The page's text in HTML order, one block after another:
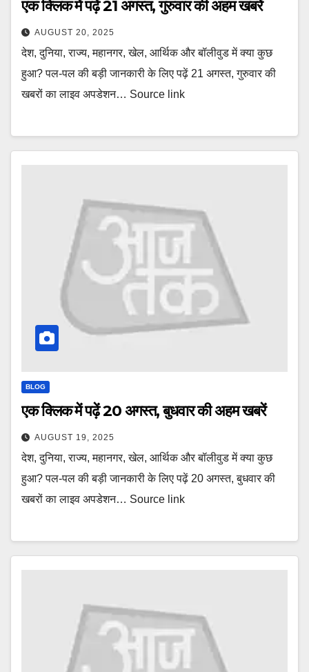
एक क्लिक में पढ़ें 21 अगस्त, गुरुवार की अहम खबरें
AUGUST 20, 2025
देश, दुनिया, राज्य, महानगर, खेल, आर्थिक और बॉलीवुड में क्या कुछ
हुआ? पल-पल की बड़ी जानकारी के लिए पढ़ें 21 अगस्त, गुरुवार की
खबरों का लाइव अपडेशन… Source link
BLOG
एक क्लिक में पढ़ें 20 अगस्त, बुधवार की अहम खबरें
AUGUST 19, 2025
देश, दुनिया, राज्य, महानगर, खेल, आर्थिक और बॉलीवुड में क्या कुछ
हुआ? पल-पल की बड़ी जानकारी के लिए पढ़ें 20 अगस्त, बुधवार की
खबरों का लाइव अपडेशन… Source link